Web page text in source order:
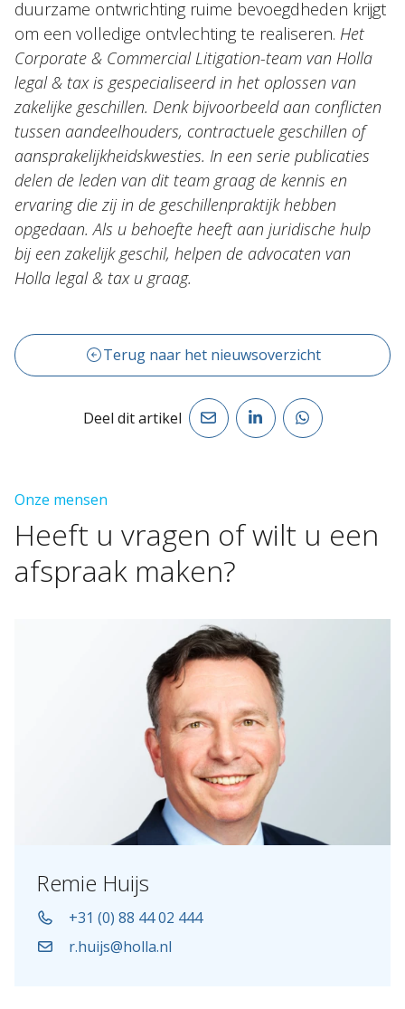
duurzame ontwrichting ruime bevoegdheden krijgt
om een volledige ontvlechting te realiseren. Het
Corporate & Commercial Litigation-team van Holla
legal & tax is gespecialiseerd in het oplossen van
zakelijke geschillen. Denk bijvoorbeeld aan conflicten
tussen aandeelhouders, contractuele geschillen of
aansprakelijkheidskwesties. In een serie publicaties
delen de leden van dit team graag de kennis en
ervaring die zij in de geschillenpraktijk hebben
opgedaan. Als u behoefte heeft aan juridische hulp
bij een zakelijk geschil, helpen de advocaten van
Holla legal & tax u graag.
Terug naar het nieuwsoverzicht
Deel dit artikel
Onze mensen
Heeft u vragen ofwilt u een
afspraak maken?
Remie Huijs
+31 (0) 88 44 02 444
r.huijs@holla.nl